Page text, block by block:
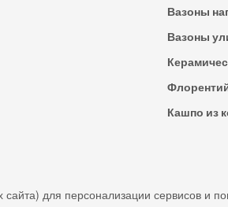
Вазоны
Вазоны
Кашпо из
для персонализации сервисов и